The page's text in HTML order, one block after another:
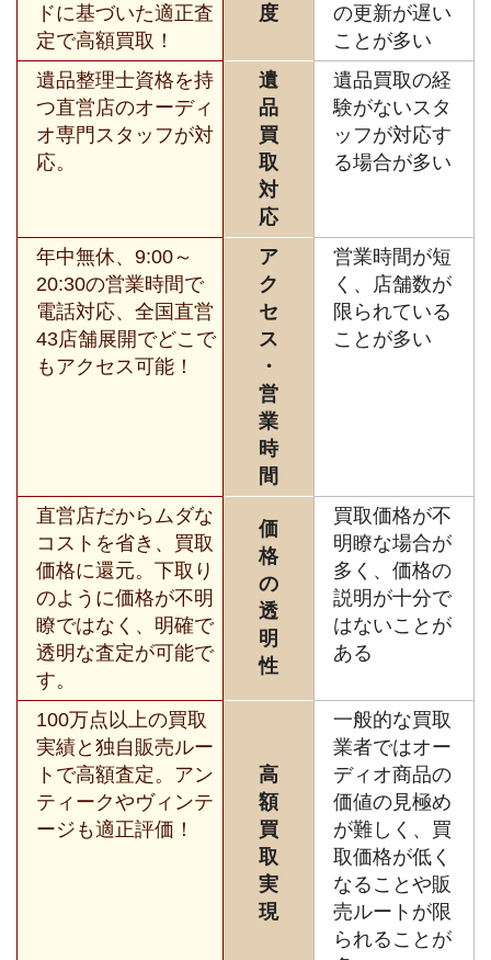
ドに基づいた適正査
定で高額買取！
度
の更新が遅い
ことが多い
遺品整理士資格を持
つ直営店のオーディ
オ専門スタッフが対
応。
遺
品
買
取
対
応
遺品買取の経
験がないスタ
ッフが対応す
る場合が多い
年中無休、9:00～
20:30の営業時間で
電話対応、全国直営
43店舗展開でどこで
もアクセス可能！
ア
ク
セ
ス
・
営
業
時
間
営業時間が短
く、店舗数が
限られている
ことが多い
直営店だからムダな
コストを省き、買取
価格に還元。下取り
のように価格が不明
瞭ではなく、明確で
透明な査定が可能で
す。
価
格
の
透
明
性
買取価格が不
明瞭な場合が
多く、価格の
説明が十分で
はないことが
ある
100万点以上の買取
実績と独自販売ルー
トで高額査定。アン
ティークやヴィンテ
ージも適正評価！
高
額
買
取
実
現
一般的な買取
業者ではオー
ディオ商品の
価値の見極め
が難しく、買
取価格が低く
なることや販
売ルートが限
られることが